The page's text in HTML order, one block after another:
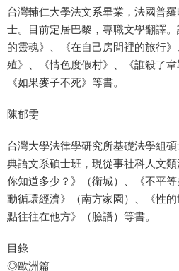
台灣輔仁大學法文系畢業，法國普
士。目前定居巴黎，專職文學翻譯
的靈魂》、《在自己房間裡的旅行
殖》、《情色度假村》、《誰殺了韋
《如果麥子不死》等書。
陳郁雯
台灣大學法律學研究所基礎法學組
典語文系碩士班，現從事社科人文
你知道多少？》（衛城）、《不平
動循環經濟》（南方家園）、《性
點往往在他方》（臉譜）等書。
目錄
◎歐洲篇